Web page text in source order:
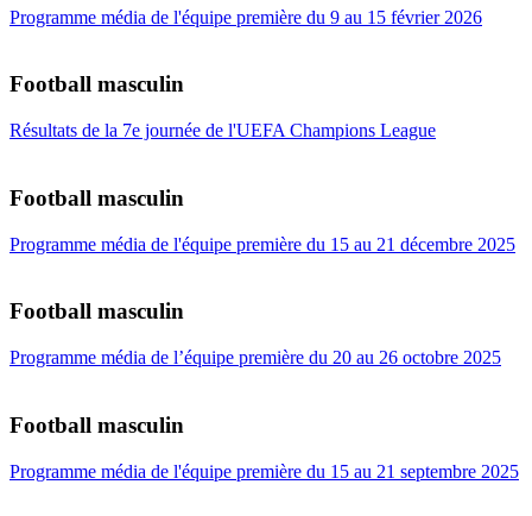
Programme média de l'équipe première du 9 au 15 février 2026
Football masculin
Résultats de la 7e journée de l'UEFA Champions League
Football masculin
Programme média de l'équipe première du 15 au 21 décembre 2025
Football masculin
Programme média de l’équipe première du 20 au 26 octobre 2025
Football masculin
Programme média de l'équipe première du 15 au 21 septembre 2025